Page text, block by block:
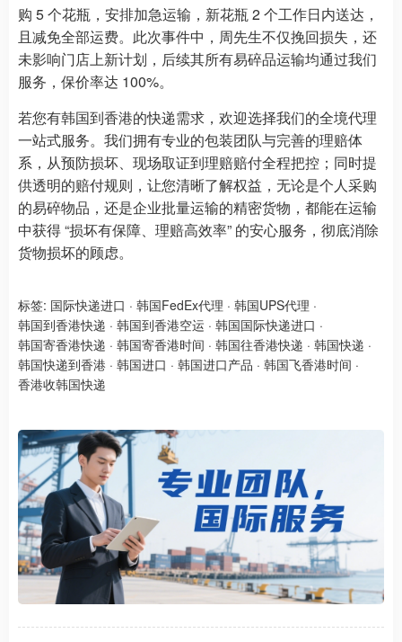
购 5 个花瓶，安排加急运输，新花瓶 2 个工作日内送达，
且减免全部运费。此次事件中，周先生不仅挽回损失，还
未影响门店上新计划，后续其所有易碎品运输均通过我们
服务，保价率达 100%。
若您有韩国到香港的快递需求，欢迎选择我们的全境代理
一站式服务。我们拥有专业的包装团队与完善的理赔体
系，从预防损坏、现场取证到理赔赔付全程把控；同时提
供透明的赔付规则，让您清晰了解权益，无论是个人采购
的易碎物品，还是企业批量运输的精密货物，都能在运输
中获得 “损坏有保障、理赔高效率” 的安心服务，彻底消除
货物损坏的顾虑。
标签: 国际快递进口 · 韩国FedEx代理 · 韩国UPS代理 ·
韩国到香港快递 · 韩国到香港空运 · 韩国国际快递进口 ·
韩国寄香港快递 · 韩国寄香港时间 · 韩国往香港快递 · 韩国快递 ·
韩国快递到香港 · 韩国进口 · 韩国进口产品 · 韩国飞香港时间 ·
香港收韩国快递